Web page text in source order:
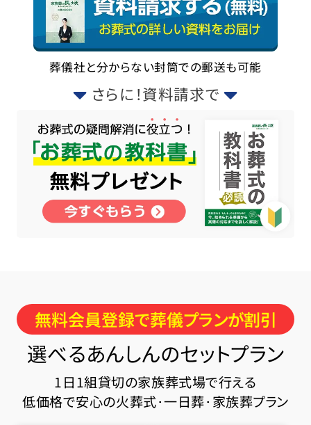
葬儀社と分からない封筒での郵送も可能
さらに！資料請求で
無料会員登録で葬儀プランが割引
選べるあんしんのセットプラン
1日1組貸切の家族葬式場で行える
低価格で安心の火葬式･一日葬･家族葬プラン